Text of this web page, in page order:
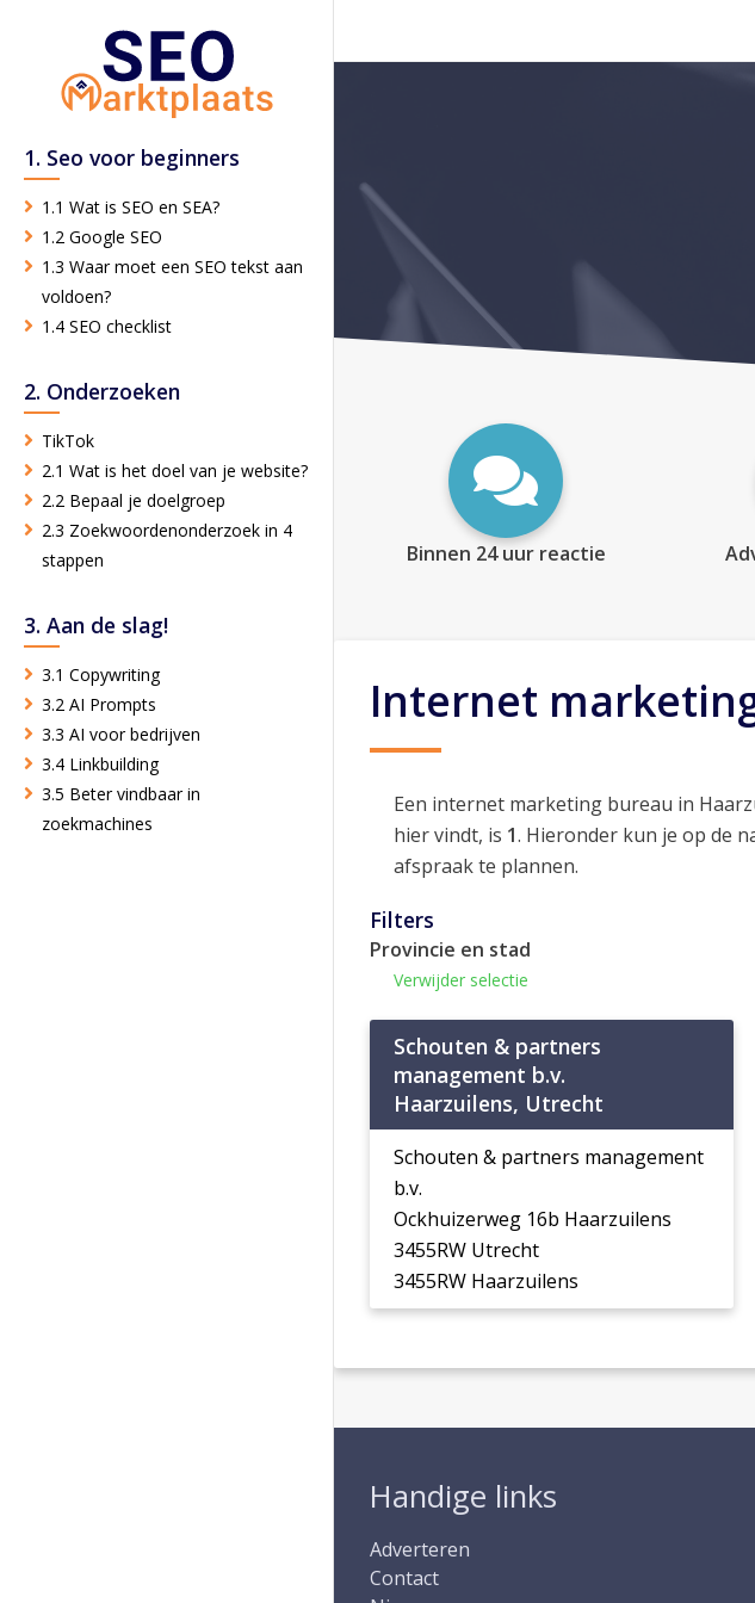
1. Seo voor beginners
1.1 Wat is SEO en SEA?
1.2 Google SEO
1.3 Waar moet een SEO tekst aan
voldoen?
1.4 SEO checklist
2. Onderzoeken
TikTok
2.1 Wat is het doel van je website?
2.2 Bepaal je doelgroep
2.3 Zoekwoordenonderzoek in 4
stappen
3. Aan de slag!
3.1 Copywriting
3.2 AI Prompts
3.3 AI voor bedrijven
3.4 Linkbuilding
3.5 Beter vindbaar in
zoekmachines
Binnen 24 uur reactie
Internet
Een internet marketing bureau in
hier vindt, is 1. Hieronder kun je op de
afspraak te plannen.
Filters
Provincie en stad
Verwijder selectie
Schouten & partners
management b.v.
Haarzuilens, Utrecht
Schouten & partners management
b.v.
Ockhuizerweg 16b Haarzuilens
3455RW Utrecht
3455RW Haarzuilens
Handige links
Adverteren
Contact